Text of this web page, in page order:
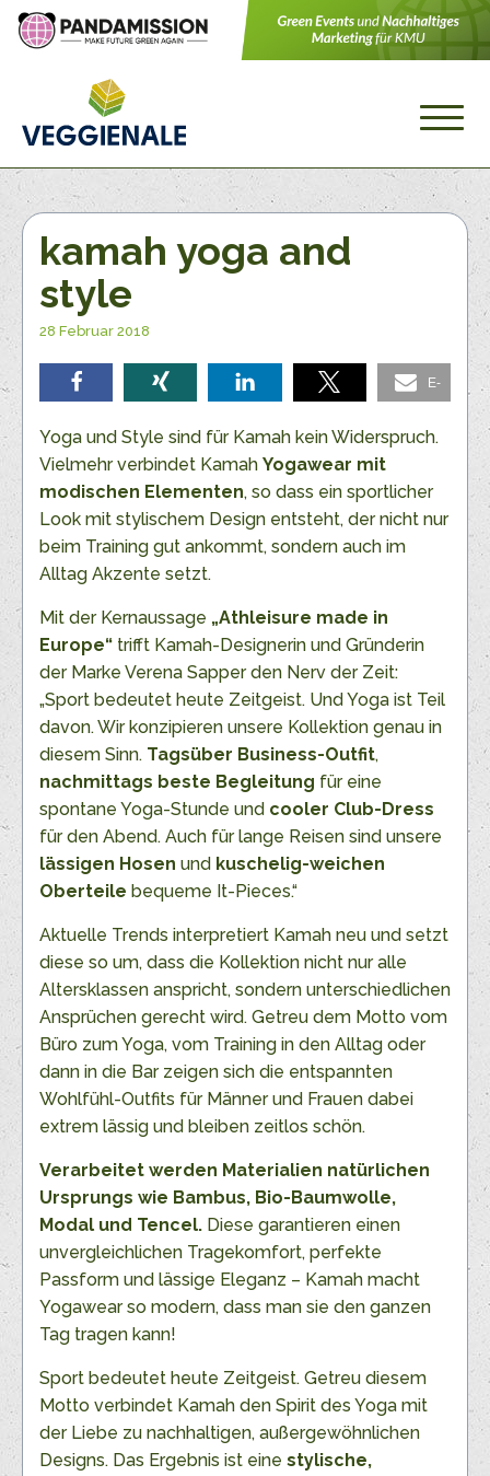
kamah yoga and
style
28 Februar 2018
teilen teilen teilen
E-
Yoga und Style sind für Kamah kein Widerspruch.
Vielmehr verbindet Kamah Yogawear mit
modischen Elementen, so dass ein sportlicher
Look mit stylischem Design entsteht, der nicht nur
beim Training gut ankommt, sondern auch im
Alltag Akzente setzt.
Mit der Kernaussage „Athleisure made in
Europe“ trifft Kamah-Designerin und Gründerin
der Marke Verena Sapper den Nerv der Zeit:
„Sport bedeutet heute Zeitgeist. Und Yoga ist Teil
davon. Wir konzipieren unsere Kollektion genau in
diesem Sinn. Tagsüber Business-Outfit,
nachmittags beste Begleitung für eine
spontane Yoga-Stunde und cooler Club-Dress
für den Abend. Auch für lange Reisen sind unsere
lässigen Hosen und kuschelig-weichen
Oberteile bequeme It-Pieces.“
Aktuelle Trends interpretiert Kamah neu und setzt
diese so um, dass die Kollektion nicht nur alle
Altersklassen anspricht, sondern unterschiedlichen
Ansprüchen gerecht wird. Getreu dem Motto vom
Büro zum Yoga, vom Training in den Alltag oder
dann in die Bar zeigen sich die entspannten
Wohlfühl-Outfits für Männer und Frauen dabei
extrem lässig und bleiben zeitlos schön.
Verarbeitet werden Materialien natürlichen
Ursprungs wie Bambus, Bio-Baumwolle,
Modal und Tencel. Diese garantieren einen
unvergleichlichen Tragekomfort, perfekte
Passform und lässige Eleganz – Kamah macht
Yogawear so modern, dass man sie den ganzen
Tag tragen kann!
Sport bedeutet heute Zeitgeist. Getreu diesem
Motto verbindet Kamah den Spirit des Yoga mit
der Liebe zu nachhaltigen, außergewöhnlichen
Designs. Das Ergebnis ist eine stylische,